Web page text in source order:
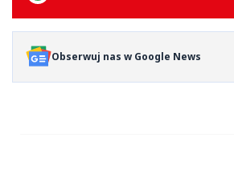
Obserwuj nas w Google News